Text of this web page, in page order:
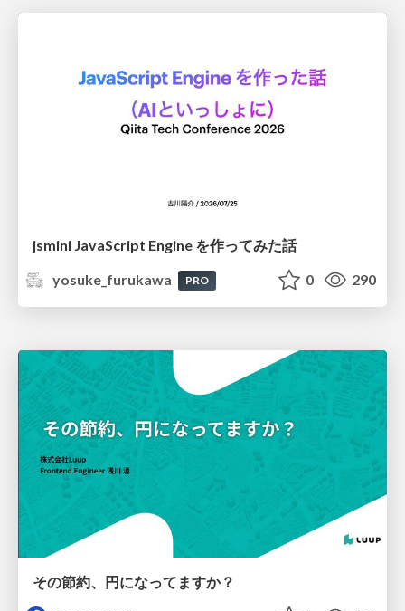
jsmini JavaScript Engine を作ってみた話
yosuke_furukawa
PRO 0 290
その節約、円になってますか？